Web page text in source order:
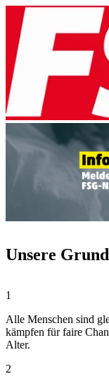
Unsere
1
Alle Menschen sind
kämpfen für faire
Alter.
2